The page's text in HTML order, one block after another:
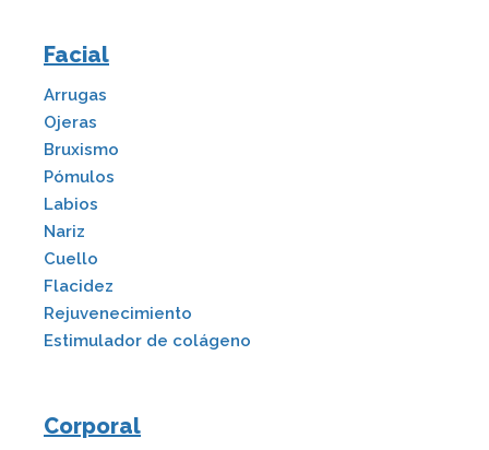
Facial
Arrugas
Ojeras
Bruxismo
Pómulos
Labios
Nariz
Cuello
Flacidez
Rejuvenecimiento
Estimulador de colágeno
Corporal